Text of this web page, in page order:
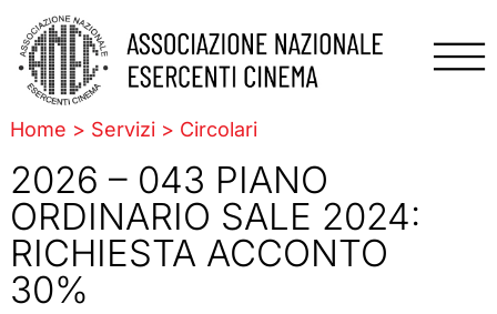
Home > Servizi> Circolari
2026 – 043 PIANO
ORDINARIO SALE 2024:
RICHIESTA ACCONTO
30%